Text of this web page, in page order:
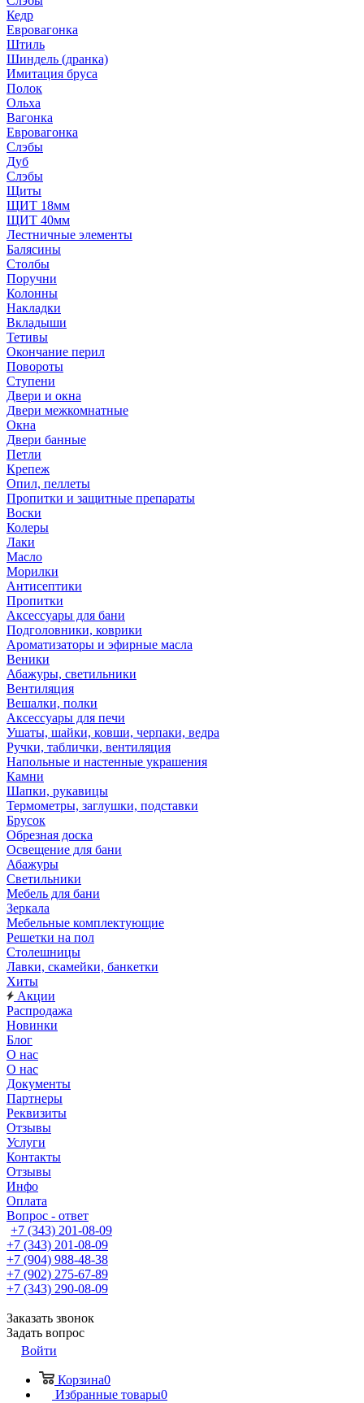
Кедр
Евровагонка
Штиль
Шиндель (дранка)
Имитация бруса
Полок
Ольха
Вагонка
Евровагонка
Слэбы
Дуб
Слэбы
Щиты
ЩИТ 18мм
ЩИТ 40мм
Лестничные элементы
Балясины
Столбы
Поручни
Колонны
Накладки
Вкладыши
Тетивы
Окончание перил
Повороты
Ступени
Двери и окна
Двери межкомнатные
Окна
Двери банные
Петли
Крепеж
Опил, пеллеты
Пропитки и защитные препараты
Воски
Колеры
Лаки
Масло
Морилки
Антисептики
Пропитки
Аксессуары для бани
Подголовники, коврики
Ароматизаторы и эфирные масла
Веники
Абажуры, светильники
Вентиляция
Вешалки, полки
Аксессуары для печи
Ушаты, шайки, ковши, черпаки, ведра
Ручки, таблички, вентиляция
Напольные и настенные украшения
Камни
Шапки, рукавицы
Термометры, заглушки, подставки
Брусок
Обрезная доска
Освещение для бани
Абажуры
Светильники
Мебель для бани
Зеркала
Мебельные комплектующие
Решетки на пол
Столешницы
Лавки, скамейки, банкетки
Хиты
Акции
Распродажа
Новинки
Блог
О нас
О нас
Документы
Партнеры
Реквизиты
Отзывы
Услуги
Контакты
Отзывы
Инфо
Оплата
Вопрос - ответ
+7 (343) 201-08-09
+7 (343) 201-08-09
+7 (904) 988-48-38
+7 (902) 275-67-89
+7 (343) 290-08-09
Заказать звонок
Задать вопрос
Войти
Корзина0
Избранные товары0